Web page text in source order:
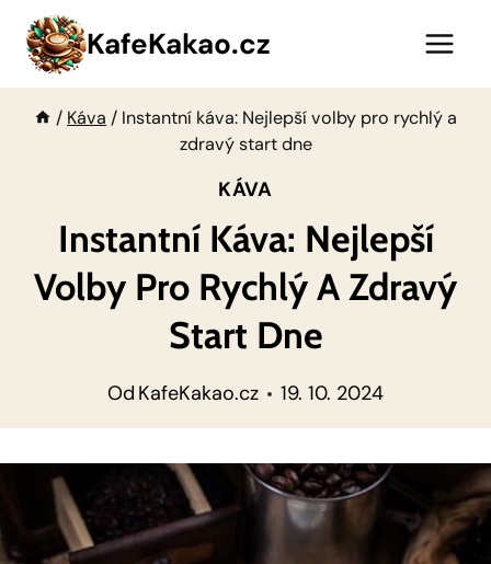
Přeskočit
obsah
KafeKakao.cz
/ Káva / Instantní káva: Nejlepší volby pro rychlý a
zdravý start dne
KÁVA
Instantní Káva: Nejlepší
Volby Pro Rychlý A Zdravý
Start Dne
Od KafeKakao.cz 19. 10. 2024